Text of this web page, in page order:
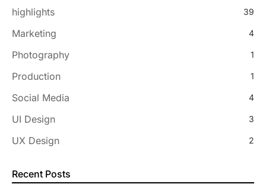
highlights 39
Marketing 4
Photography 1
Production 1
Social Media 4
UI Design 3
UX Design 2
Recent Posts